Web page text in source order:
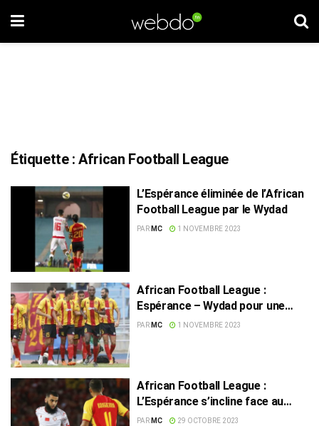
Étiquette :African Football League
L’Espérance éliminée de l’African
Football League par le Wydad
PAR MC 1 NOVEMBRE 2023
African Football League :
Espérance – Wydad pour une
place en finale
PAR MC 1 NOVEMBRE 2023
African Football League :
L’Espérance s’incline face au
Wydad à Casablanca
PAR MC 29 OCTOBRE 2023